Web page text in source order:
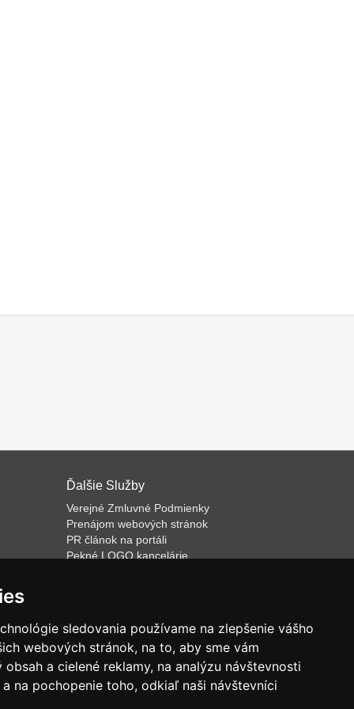
sledovania používame na zlepšenie vášho
webových stránok, na to, aby sme vám
a cielené reklamy, na analýzu návštevnosti
na pochopenie toho, odkiaľ naši návštevníci
Ďalšie Služby
Verejné Zmluvné Podmienky
Prenájom webových stránok
PR článok na portáli
Pekné LOGO kancelárie